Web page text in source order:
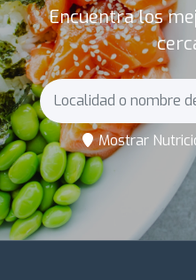
Encuentra los
Mostrar